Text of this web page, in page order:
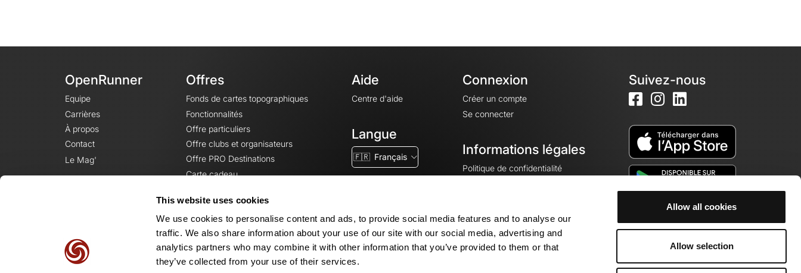
This website uses cookies
We use cookies to personalise content and ads, to provide social media features and to analyse our
traffic. We also share information about your use of our site with our social media, advertising and
analytics partners who may combine it with other information that you’ve provided to them or that
they’ve collected from your use of their services.
Allow all cookies
Allow selection
OpenRunner
Equipe
Carrières
À propos
Contact
Le Mag'
Offres
Fonds de cartes topographiques
Fonctionnalités
Offre particuliers
Offre clubs et organisateurs
Offre PRO Destinations
Carte cadeau
Aide
Centre d'aide
Langue
🇫🇷 Français
Connexion
Créer un compte
Se connecter
Informations légales
Politique de confidentialité
Mentions légales
Paramètres des cookies
Suivez-nous